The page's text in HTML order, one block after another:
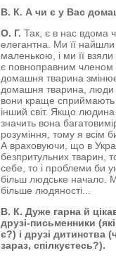
В. К. А чи є у Вас
О. Г. Так, є в нас вдома
елегантна. Ми її
маленькою, і ми її взяли
є повноправним членом
домашня тварина
домашня тварина, люди
вони краще сприймають
інший світ. Якщо людина
значить вона
розуміння, тому я всім
А враховуючи, що в
безпритульних тварин,
себе, то і проблеми би
більш людське начало.
більше людяності...
В. К. Дуже гарна й
друзі-письменники
є?) і друзі дитинства
зараз, спілкуєтесь?).